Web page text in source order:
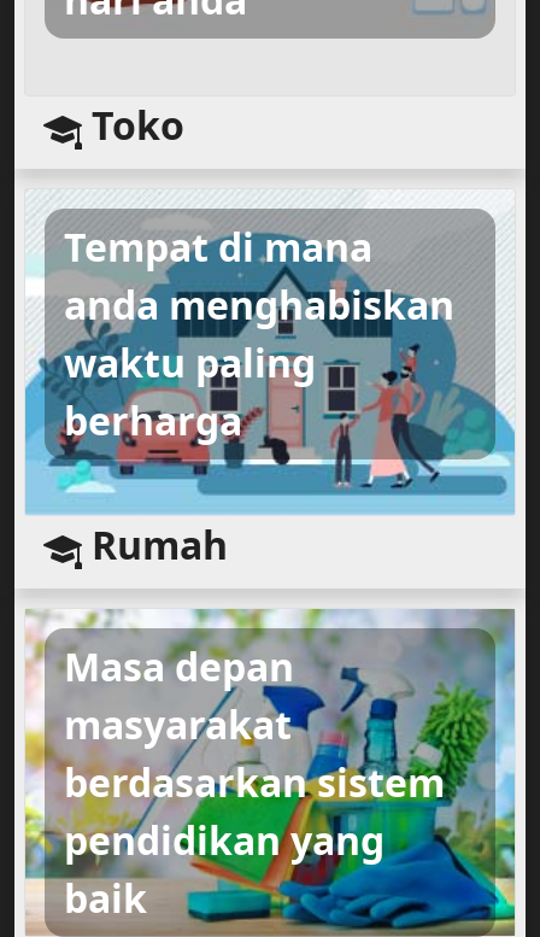
Toko
Tempat di mana
anda menghabiskan
waktu paling
berharga
Rumah
Masa depan
masyarakat
berdasarkan sistem
pendidikan yang
baik